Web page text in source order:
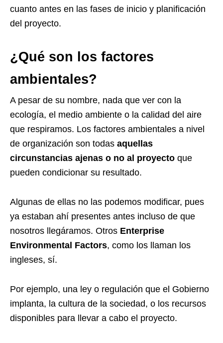
cuanto antes en las fases de inicio y planificación
del proyecto.
¿Qué son los factores
ambientales?
A pesar de su nombre, nada que ver con la
ecología, el medio ambiente o la calidad del aire
que respiramos. Los factores ambientales a nivel
de organización son todas aquellas
circunstancias ajenas o no al proyecto que
pueden condicionar su resultado.
Algunas de ellas no las podemos modificar, pues
ya estaban ahí presentes antes incluso de que
nosotros llegáramos. Otros Enterprise
Environmental Factors, como los llaman los
ingleses, sí.
Por ejemplo, una ley o regulación que el Gobierno
implanta, la cultura de la sociedad, o los recursos
disponibles para llevar a cabo el proyecto.